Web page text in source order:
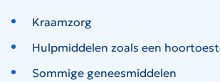
Kraamzorg
Hulpmiddelen zoals een
Sommige geneesmiddelen